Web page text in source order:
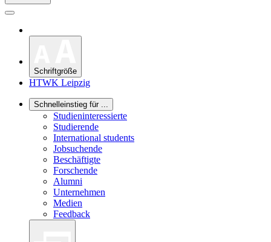
Schriftgröße
HTWK Leipzig
Schnelleinstieg für ...
Studieninteressierte
Studierende
International students
Jobsuchende
Beschäftigte
Forschende
Alumni
Unternehmen
Medien
Feedback